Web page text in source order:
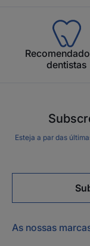
dentistas
Esteja a par das
As nossas